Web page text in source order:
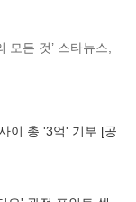
모든 것’ 스타뉴스,
이 총 '3억' 기부 [공